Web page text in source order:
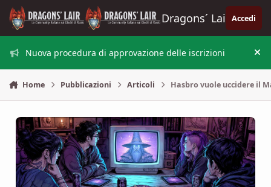
Vai al contenuto
Dragons´ Lair Accedi
Nuova procedura di approvazione delle iscrizioni
Home Pubblicazioni Articoli Hasbro vuole uccidere il